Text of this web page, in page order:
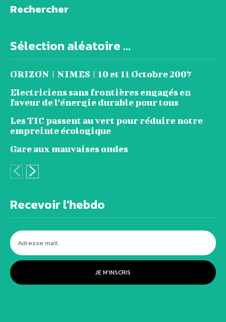
Rechercher
Sélection aléatoire ...
ORIZON | NIMES | 10 et 11 Octobre 2007
Electriciens sans frontières engagés en
faveur de l’énergie durable pour tous
Les TIC passent au vert pour réduire notre
empreinte écologique
Gare aux mauvaises ondes
Recevoir l'hebdo
JE M'INSCRIS